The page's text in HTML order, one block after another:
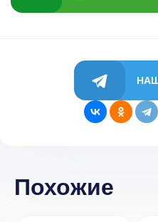
НАШ
Похожие